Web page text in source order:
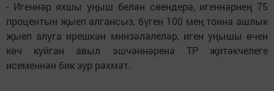
- Игеннәр яхшы уңыш белән сөендерә, игеннәрнең 75
процентын җыеп алгансыз, бүген 100 мең тонна ашлык
җыеп алуга ирешкән минзәләлеләр, иген уңышы өчен
көч куйган авыл эшчәннәренә ТР җитәкчелеге
исеменнән бик зур рәхмәт.